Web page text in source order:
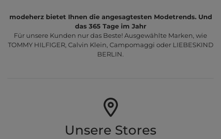
modeherz bietet Ihnen die angesagtesten Modetrends. Und
das 365 Tage im Jahr
Für unsere Kunden nur das Beste! Ausgewählte Marken, wie
TOMMY HILFIGER, Calvin Klein, Campomaggi oder LIEBESKIND
BERLIN.
Unsere Stores